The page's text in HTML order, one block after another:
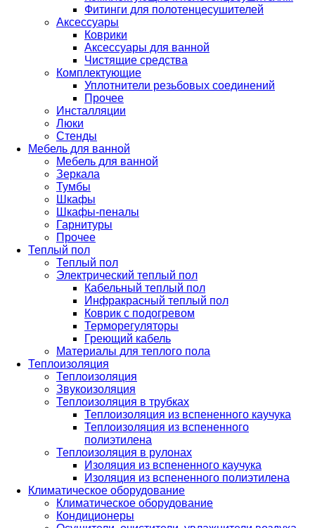
Фитинги для полотенцесушителей
Аксессуары
Коврики
Аксессуары для ванной
Чистящие средства
Комплектующие
Уплотнители резьбовых соединений
Прочее
Инсталляции
Люки
Стенды
Мебель для ванной
Мебель для ванной
Зеркала
Тумбы
Шкафы
Шкафы-пеналы
Гарнитуры
Прочее
Теплый пол
Теплый пол
Электрический теплый пол
Кабельный теплый пол
Инфракрасный теплый пол
Коврик с подогревом
Терморегуляторы
Греющий кабель
Материалы для теплого пола
Теплоизоляция
Теплоизоляция
Звукоизоляция
Теплоизоляция в трубках
Теплоизоляция из вспененного каучука
Теплоизоляция из вспененного
полиэтилена
Теплоизоляция в рулонах
Изоляция из вспененного каучука
Изоляция из вспененного полиэтилена
Климатическое оборудование
Климатическое оборудование
Кондиционеры